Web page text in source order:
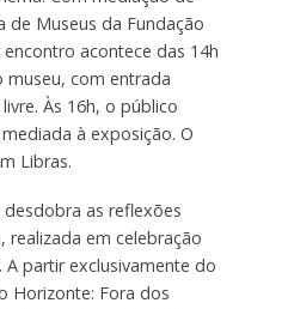
de Museus da Fundação
acontece das 14h
com entrada
Às 16h, o público
à exposição. O
Libras.
as reflexões
em celebração
partir exclusivamente do
Horizonte: Fora dos